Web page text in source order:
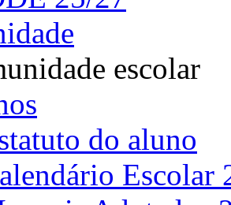
escolar
do aluno
Escolar